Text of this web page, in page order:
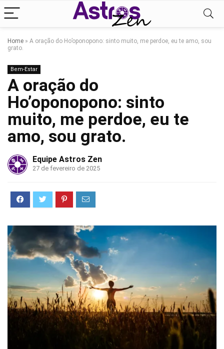
Home » A oração do Ho’oponopono: sinto muito, me perdoe, eu te amo, sou
grato.
Bem-Estar
A oração do
Ho’oponopono: sinto
muito, me perdoe, eu te
amo, sou grato.
Equipe Astros Zen
27 de fevereiro de 2025